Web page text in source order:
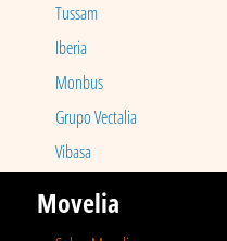
Tussam
Iberia
Monbus
Grupo Vectalia
Vibasa
Movelia